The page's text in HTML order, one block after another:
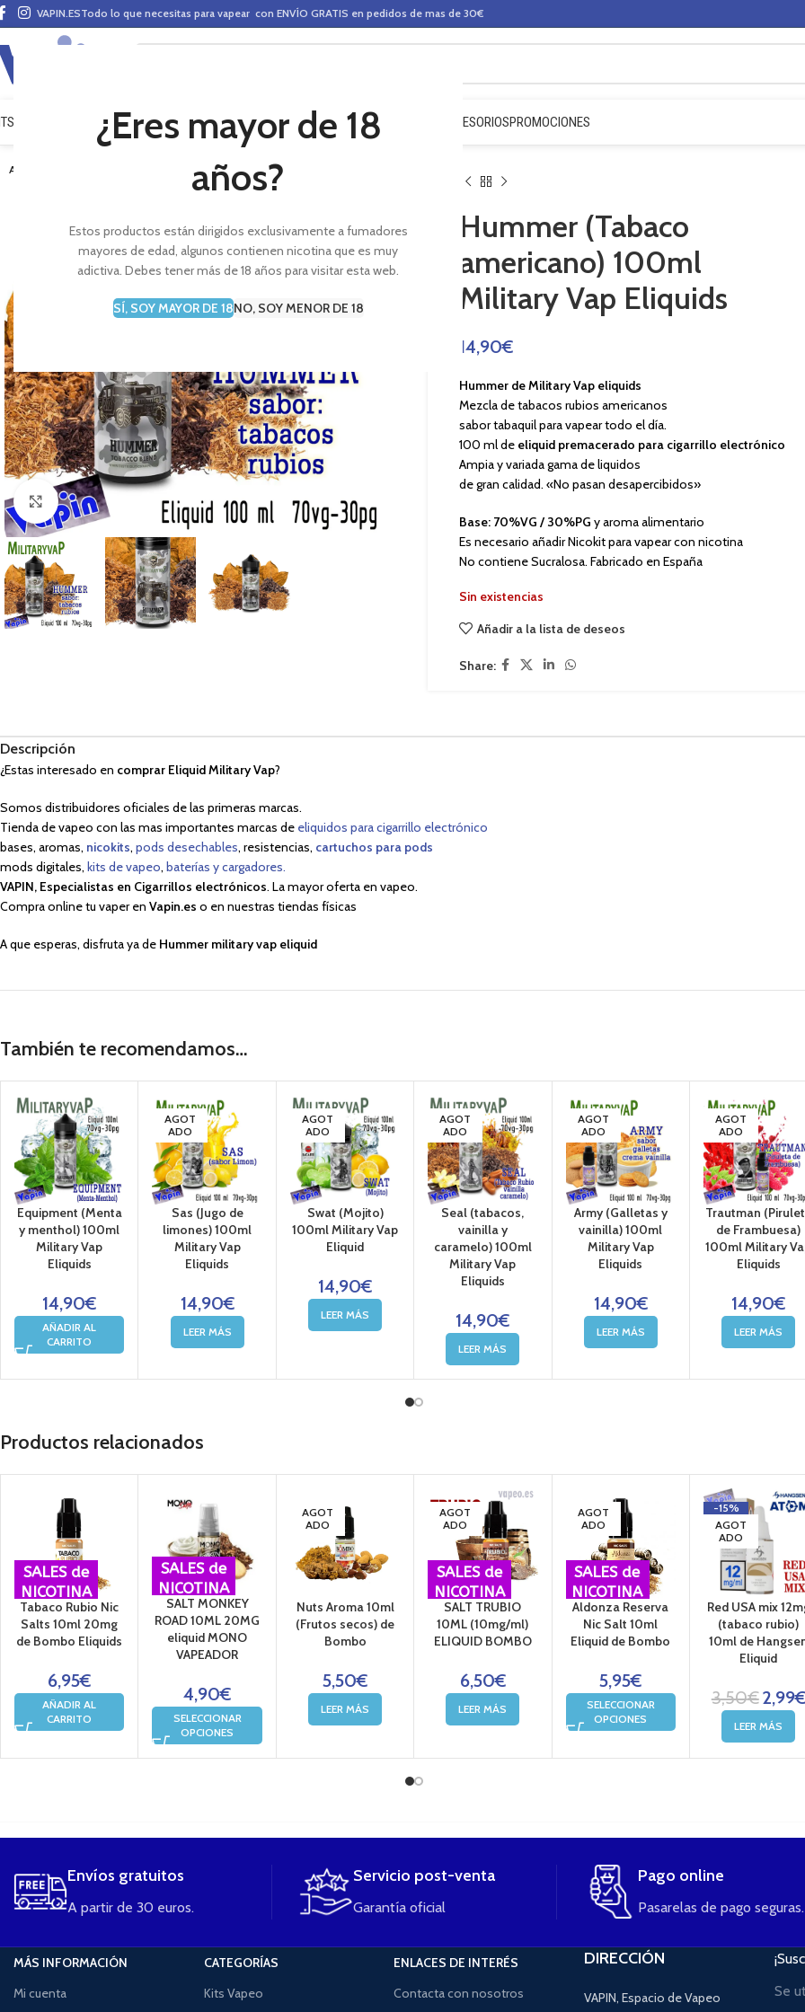
¿Eres mayor de 18
años?
Estos productos están dirigidos exclusivamente a fumadores
mayores de edad, algunos contienen nicotina que es muy
adictiva. Debes tener más de 18 años para visitar esta web.
SÍ, SOY MAYOR DE 18NO, SOY MENOR DE 18
VAPIN.ESTodo lo que necesitas para vapear con ENVÍO GRATIS en pedidos de mas de 30€
VAPEO MODS CLAROMIZADORES BASES Y AROMAS (ALQUIMIA) ACCESORIOSPROMOCIONES
AGOTADO
Haga Click para agrandar
Hummer (Tabaco
americano) 100ml
Military Vap Eliquids
14,90€
Hummer de Military Vap eliquids
Mezcla de tabacos rubios americanos
sabor tabaquil para vapear todo el día.
100 ml de eliquid premacerado para cigarrillo electrónico
Ampia y variada gama de liquidos
de gran calidad. «No pasan desapercibidos»
Base: 70%VG / 30%PGy aroma alimentario
Es necesario añadir Nicokit para vapear con nicotina
No contiene Sucralosa. Fabricado en España
Sin existencias
Añadir a la lista de deseos
Share:
Descripción
¿Estas interesado en comprar Eliquid Military Vap?
Somos distribuidores oficiales de las primeras marcas.
Tienda de vapeo con las mas importantes marcas de eliquidos para cigarrillo electrónico
bases, aromas, nicokits, pods desechables, resistencias, cartuchos para pods
mods digitales, kits de vapeo, baterías y cargadores.
VAPIN, Especialistas en Cigarrillos electrónicos. La mayor oferta en vapeo.
Compra online tu vaper en Vapin.es o en nuestras tiendas físicas
A que esperas, disfruta ya de Hummer military vap eliquid
También te recomendamos…
Equipment (Menta
y menthol) 100ml
Military Vap
Eliquids
14,90€
AÑADIR AL
CARRITO
AGOT
ADO
Sas (Jugo de
limones) 100ml
Military Vap
Eliquids
14,90€
LEER MÁS
AGOT
ADO
Swat (Mojito)
100ml Military Vap
Eliquid
14,90€
LEER MÁS
AGOT
ADO
Seal (tabacos,
vainilla y
caramelo) 100ml
Military Vap
Eliquids
14,90€
LEER MÁS
AGOT
ADO
Army (Galletas y
vainilla) 100ml
Military Vap
Eliquids
14,90€
LEER MÁS
AGOT
ADO
Trautman
de Frambuesa)
100ml Military
Eliquids
14,90€
LEER MÁS
Productos relacionados
SALES de
NICOTINA
Tabaco Rubio Nic
Salts 10ml 20mg
de Bombo Eliquids
6,95€
AÑADIR AL
CARRITO
SALES de
NICOTINA
SALT MONKEY
ROAD 10ML 20MG
eliquid MONO
VAPEADOR
4,90€
SELECCIONAR
OPCIONES
AGOT
ADO
Nuts Aroma 10ml
(Frutos secos) de
Bombo
5,50€
LEER MÁS
AGOT
ADO
SALES de
NICOTINA
SALT TRUBIO
10ML (10mg/ml)
ELIQUID BOMBO
6,50€
LEER MÁS
AGOT
ADO
SALES de
NICOTINA
Aldonza Reserva
Nic Salt 10ml
Eliquid de Bombo
5,95€
SELECCIONAR
OPCIONES
-15%
AGOT
ADO
Red USA mix
(tabaco rubio)
10ml de
Eliquid
3,50€2,99€
LEER MÁS
Envíos gratuitos
A partir de 30 euros.
Servicio post-venta
Garantía oficial
Pago online
Pasarelas de pago seguras.
MÁS INFORMACIÓN
Mi cuenta
CATEGORÍAS
Kits Vapeo
ENLACES DE INTERÉS
Contacta con nosotros
DIRECCIÓN
VAPIN, Espacio de Vapeo
Se